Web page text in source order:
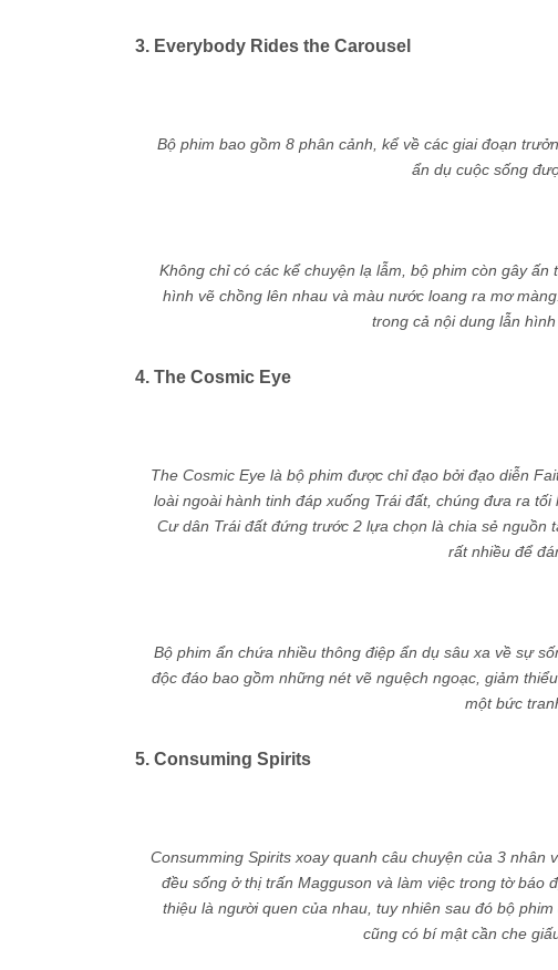
3. Everybody Rides the Carousel
Bộ phim bao gồm 8 phân cảnh, kể về các giai đoạn
ẩn dụ cuộc sống
Không chỉ có các kể chuyện lạ lẫm, bộ phim còn gây
hình vẽ chồng lên nhau và màu nước loang ra mơ
trong cả nội dung lẫn
4. The Cosmic Eye
The Cosmic Eye là bộ phim được chỉ đạo bởi đạo diễn
loài ngoài hành tinh đáp xuống Trái đất, chúng đưa ra
Cư dân Trái đất đứng trước 2 lựa chọn là chia sẻ nguồn
rất nhiều để
Bộ phim ẩn chứa nhiều thông điệp ẩn dụ sâu xa về sự
độc đáo bao gồm những nét vẽ nguệch ngoạc, giảm
một bức
5. Consuming Spirits
Consumming Spirits xoay quanh câu chuyện của 3
đều sống ở thị trấn Magguson và làm việc trong tờ báo
thiệu là người quen của nhau, tuy nhiên sau đó bộ
cũng có bí mật cần che